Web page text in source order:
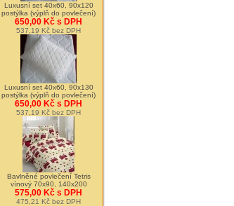
Luxusní set 40x60, 90x120
postýlka (výplň do povlečení)
650,00 Kč s DPH
537,19 Kč bez DPH
Luxusní set 40x60, 90x130
postýlka (výplň do povlečení)
650,00 Kč s DPH
537,19 Kč bez DPH
Bavlněné povlečení Tetris
vínový 70x90, 140x200
575,00 Kč s DPH
475,21 Kč bez DPH